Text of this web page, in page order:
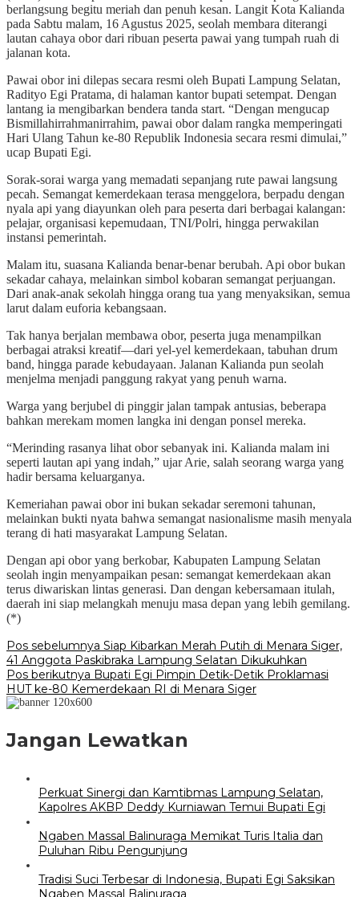
berlangsung begitu meriah dan penuh kesan. Langit Kota Kalianda
pada Sabtu malam, 16 Agustus 2025, seolah membara diterangi
lautan cahaya obor dari ribuan peserta pawai yang tumpah ruah di
jalanan kota.
Pawai obor ini dilepas secara resmi oleh Bupati Lampung Selatan,
Radityo Egi Pratama, di halaman kantor bupati setempat. Dengan
lantang ia mengibarkan bendera tanda start. “Dengan mengucap
Bismillahirrahmanirrahim, pawai obor dalam rangka memperingati
Hari Ulang Tahun ke-80 Republik Indonesia secara resmi dimulai,”
ucap Bupati Egi.
Sorak-sorai warga yang memadati sepanjang rute pawai langsung
pecah. Semangat kemerdekaan terasa menggelora, berpadu dengan
nyala api yang diayunkan oleh para peserta dari berbagai kalangan:
pelajar, organisasi kepemudaan, TNI/Polri, hingga perwakilan
instansi pemerintah.
Malam itu, suasana Kalianda benar-benar berubah. Api obor bukan
sekadar cahaya, melainkan simbol kobaran semangat perjuangan.
Dari anak-anak sekolah hingga orang tua yang menyaksikan, semua
larut dalam euforia kebangsaan.
Tak hanya berjalan membawa obor, peserta juga menampilkan
berbagai atraksi kreatif—dari yel-yel kemerdekaan, tabuhan drum
band, hingga parade kebudayaan. Jalanan Kalianda pun seolah
menjelma menjadi panggung rakyat yang penuh warna.
Warga yang berjubel di pinggir jalan tampak antusias, beberapa
bahkan merekam momen langka ini dengan ponsel mereka.
“Merinding rasanya lihat obor sebanyak ini. Kalianda malam ini
seperti lautan api yang indah,” ujar Arie, salah seorang warga yang
hadir bersama keluarganya.
Kemeriahan pawai obor ini bukan sekadar seremoni tahunan,
melainkan bukti nyata bahwa semangat nasionalisme masih menyala
terang di hati masyarakat Lampung Selatan.
Dengan api obor yang berkobar, Kabupaten Lampung Selatan
seolah ingin menyampaikan pesan: semangat kemerdekaan akan
terus diwariskan lintas generasi. Dan dengan kebersamaan itulah,
daerah ini siap melangkah menuju masa depan yang lebih gemilang.
(*)
Navigasi
pos
Pos sebelumnya Siap Kibarkan Merah Putih di Menara Siger,
41 Anggota Paskibraka Lampung Selatan Dikukuhkan
Pos berikutnya Bupati Egi Pimpin Detik-Detik Proklamasi
HUT ke-80 Kemerdekaan RI di Menara Siger
Jangan Lewatkan
Perkuat Sinergi dan Kamtibmas Lampung Selatan,
Kapolres AKBP Deddy Kurniawan Temui Bupati Egi
Ngaben Massal Balinuraga Memikat Turis Italia dan
Puluhan Ribu Pengunjung
Tradisi Suci Terbesar di Indonesia, Bupati Egi Saksikan
Ngaben Massal Balinuraga